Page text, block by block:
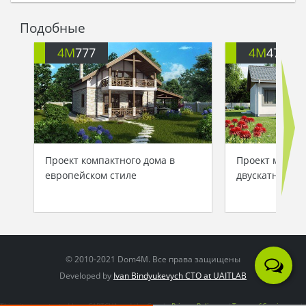
Подобные
4M777
Проект компактного дома в
европейском стиле
4M476
Проект
двускатной
© 2010-2021 Dom4M. Все права защищены
Developed by Ivan Bindyukevych CTO at UAITLAB